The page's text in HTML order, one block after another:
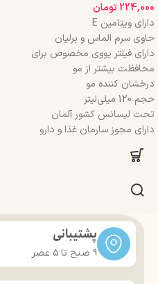
224,000تومان
دارای ویتامین E
حاوی سرم الماس و برلیان
دارای فیلتر یووی مخصوص برای
محافظت بیشتر از مو
درخشان کننده مو
حجم 120 میلی‌لیتر
تحت لیسانس کشور آلمان
دارای مجوز سارمان غذا و دارو
پشتیبانی
9 صبح تا ۵ عصر